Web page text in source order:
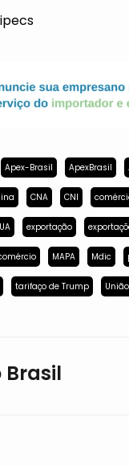
Apex-Brasil ApexBrasil
CNA CNI
exportação
MAPA Mdic
tarifaço de Trump
Brasil